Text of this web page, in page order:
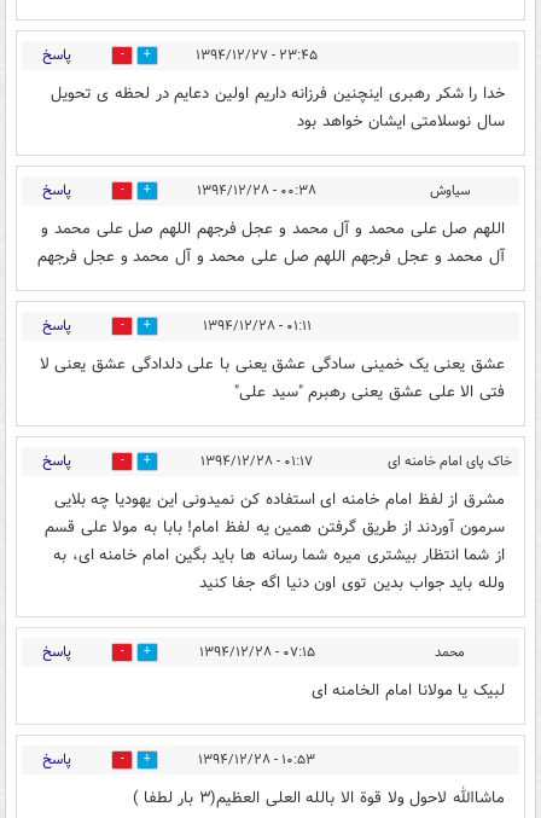
۲۳:۴۵ - ۱۳۹۴/۱۲/۲۷ 0 پاسخ
خدا را شکر رهبری اینچنین فرزانه داریم اولین دعایم در لحظه ی تحویل
سال نوسلامتی ایشان خواهد بود
سیاوش ۰۰:۳۸ - ۱۳۹۴/۱۲/۲۸ 0 پاسخ
اللهم صل علی محمد و آل محمد و عجل فرجهم اللهم صل علی محمد و
آل محمد و عجل فرجهم اللهم صل علی محمد و آل محمد و عجل فرجهم
۰۱:۱۱ - ۱۳۹۴/۱۲/۲۸ 0 پاسخ
عشق یعنی یک خمینی سادگی عشق یعنی با علی دلدادگی عشق یعنی لا
فتی الا علی عشق یعنی رهبرم "سید علی"
خاک پای امام خامنه ای ۰۱:۱۷ - ۱۳۹۴/۱۲/۲۸ 0 پاسخ
مشرق از لفظ امام خامنه ای استفاده کن نمیدونی این یهودیا چه بلایی
سرمون آوردند از طریق گرفتن همین یه لفظ امام! بابا به مولا علی قسم
از شما انتظار بیشتری میره شما رسانه ها باید بگین امام خامنه ای، به
ولله باید جواب بدین توی اون دنیا اگه جفا کنید
محمد ۰۷:۱۵ - ۱۳۹۴/۱۲/۲۸ 0 پاسخ
لبیک یا مولانا امام الخامنه ای
۱۰:۵۳ - ۱۳۹۴/۱۲/۲۸ 0 پاسخ
ماشاالله لاحول ولا قوة الا بالله العلی العظیم(۳ بار لطفا )